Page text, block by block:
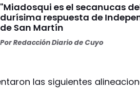
"Miadosqui es el secanucas
durísima respuesta de
de San Martín
PorRedacción Diario de Cuyo
las siguientes